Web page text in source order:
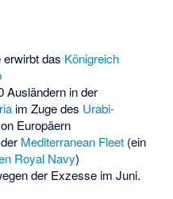
das Königreich
Ausländern in der
im Zuge des Urabi-
Europäern
Mediterranean Fleet(ein
Royal Navy)
der Exzesse im Juni.